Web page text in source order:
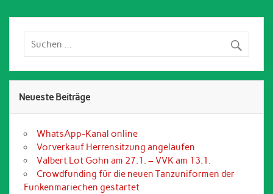
Neueste Beiträge
WhatsApp-Kanal online
Vorverkauf Herrensitzung angelaufen
Valbert Lot Gohn am 27.1. – VVK am 13.1.
Crowdfunding für die neuen Tanzuniformen der
Funkenmariechen gestartet